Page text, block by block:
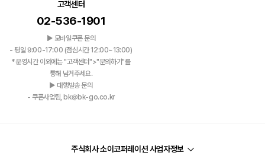
고객센터
02-536-1901
▶ 모바일쿠폰 문의
- 평일 9:00-17:00 (점심시간 12:00~13:00)
*운영시간 이외에는 "고객센터">"문의하기"를
통해 남겨주세요.
▶ 대행발송 문의
- 쿠폰사업팀, bk@bk-go.co.kr
주식회사 소이코퍼레이션 사업자정보